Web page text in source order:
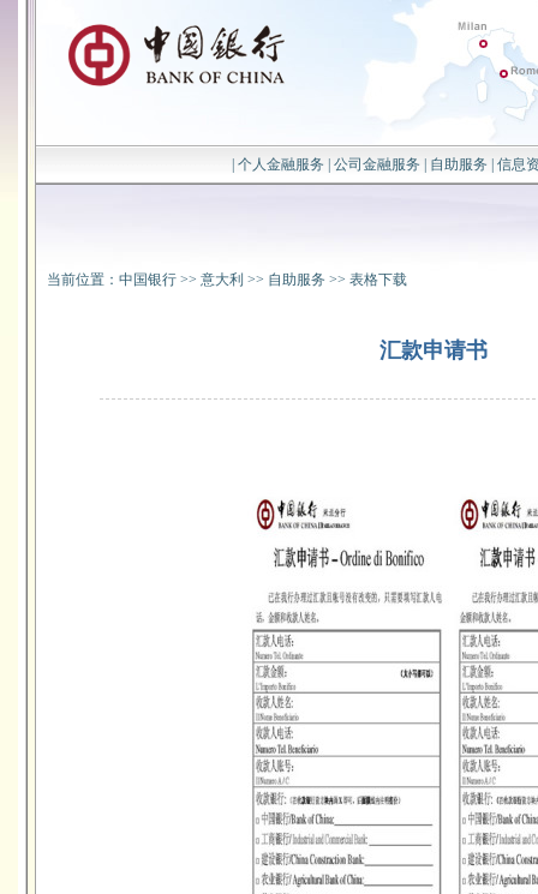
个人金融服务 公司金融服务 自助服务 信息
当前位置： 中国银行 >> 意大利 >> 自助服务 >> 表格下载
汇款申请书